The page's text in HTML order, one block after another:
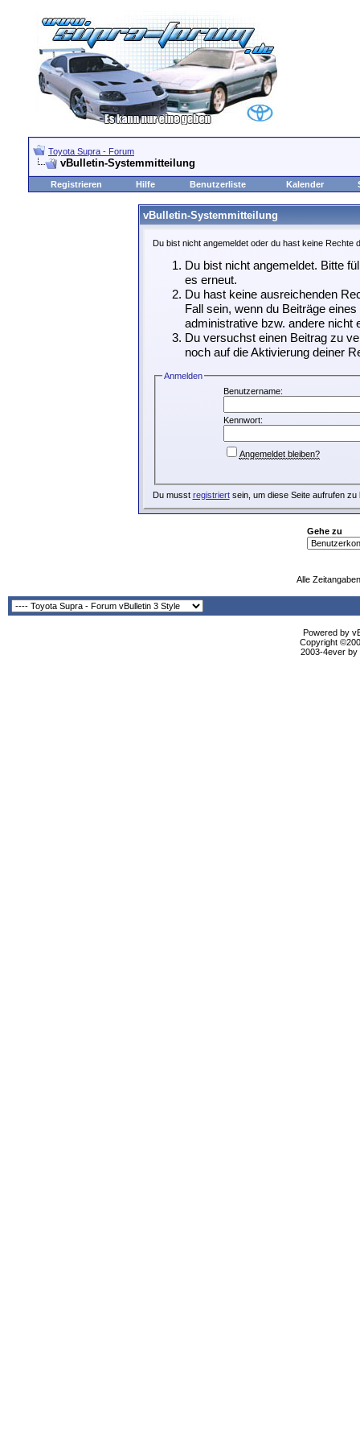
Toyota Supra - Forum
vBulletin-Systemmitteilung
Registrieren Hilfe Benutzerliste Kalender
vBulletin-Systemmitteilung
Du bist nicht angemeldet oder du hast keine Rechte
Du bist nicht angemeldet. Bitte
es erneut.
Du hast keine ausreichenden
Fall sein, wenn du Beiträge
administrative bzw. andere nicht
Du versuchst einen Beitrag zu
noch auf die Aktivierung deiner
Anmelden
Benutzername:
Kennwort:
Angemeldet bleiben?
Du musst registriertsein, um diese Seite aufrufen zu
Gehe zu
Alle
Powered by
Copyright
2003-4ever by